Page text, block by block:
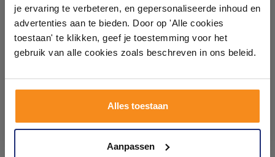
je ervaring te verbeteren, en gepersonaliseerde inhoud en
advertenties aan te bieden. Door op 'Alle cookies
toestaan' te klikken, geef je toestemming voor het
gebruik van alle cookies zoals beschreven in ons beleid.
Alles toestaan
Aanpassen
Laat je inspireren door 21 volledig ingerichte
badkameropstellingen – van compact tot luxe. Onze
ervaren adviseurs helpen je persoonlijk, en je vindt
tegels & sanitair direct uit voorraad. Gratis parkeren
op eigen terrein.
Kom langs en ervaar zelf het verschil!